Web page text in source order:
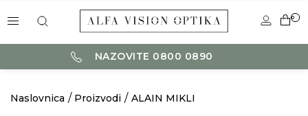
0
NAZOVITE 0800 0890
Naslovnica Proizvodi ALAIN MIKLI